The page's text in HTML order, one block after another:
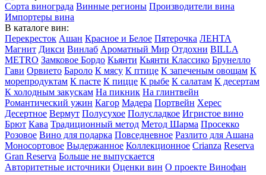
Сорта винограда Винные регионы Производители вина
Импортеры вина
В каталоге вин:
Перекресток Ашан Красное и Белое Пятерочка ЛЕНТА
Магнит Дикси Винлаб Ароматный Мир Отдохни BILLA
METRO Замковое Бордо Кьянти Кьянти Классико Брунелло
Гави Орвието Бароло К мясу К птице К запеченым овощам К
морепродуктам К пасте К пицце К рыбе К салатам К десертам
К холодным закускам На пикник На глинтвейн
Романтический ужин Кагор Мадера Портвейн Херес
Десертное Вермут Полусухое Полусладкое Игристое вино
Брют Кава Традиционный метод Метод Шарма Просекко
Розовое Вино для подарка Повседневное Разлито для Ашана
Моносортовое Выдержанное Коллекционное Crianza Reserva
Gran Reserva Больше не выпускается
Авторитетные источники Оценки вин О проекте Винофан